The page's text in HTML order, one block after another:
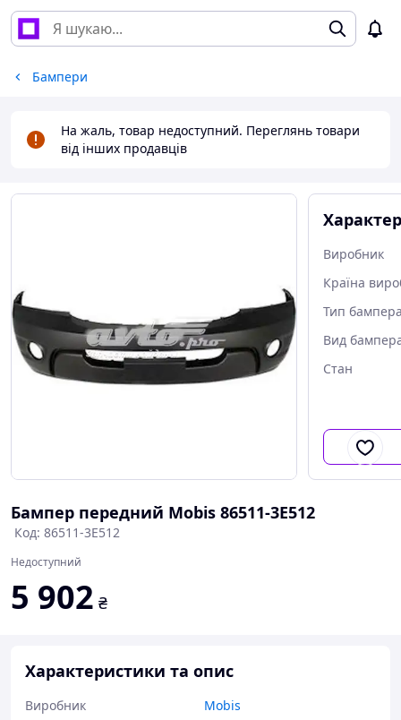
Бампери
На жаль, товар недоступний. Переглянь товари
від інших продавців
Виробник
Країна
Тип
Вид
Стан
Бампер передний Mobis 86511-3E512
Код: 86511-3E512
Недоступний
5 902 ₴
Характеристики та опис
Виробник
Mobis